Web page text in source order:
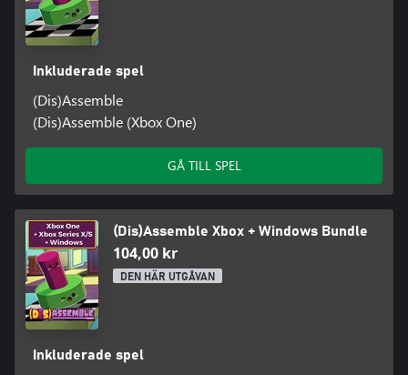
Inkluderade spel
(Dis)Assemble
(Dis)Assemble (Xbox One)
GÅ TILL SPEL
(Dis)Assemble Xbox + Windows Bundle
104,00 kr
DEN HÄR UTGÅVAN
Inkluderade spel